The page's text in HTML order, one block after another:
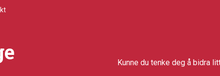
Kunne du tenke deg å bidra